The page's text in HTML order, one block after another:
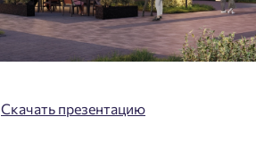
Скачать презентацию
Подтвердить